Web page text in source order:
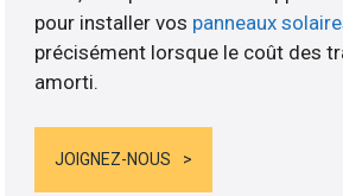
pour installer vos panneaux
précisément lorsque le coût des
amorti.
JOIGNEZ-NOUS